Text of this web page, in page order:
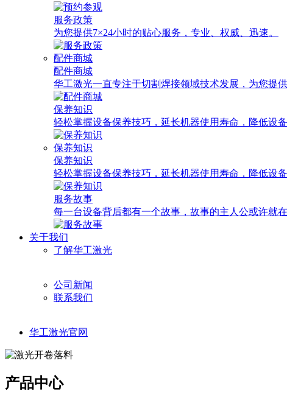
服务政策
为您提供7×24小时的贴心服务，专业、权威、迅速。
配件商城
配件商城
华工激光一直专注于切割焊接领域技术发展，为您提
保养知识
轻松掌握设备保养技巧，延长机器使用寿命，降低设备
保养知识
保养知识
轻松掌握设备保养技巧，延长机器使用寿命，降低设备
服务故事
每一台设备背后都有一个故事，故事的主人公或许就在
关于我们
了解华工激光
公司新闻
联系我们
华工激光官网
产品中心